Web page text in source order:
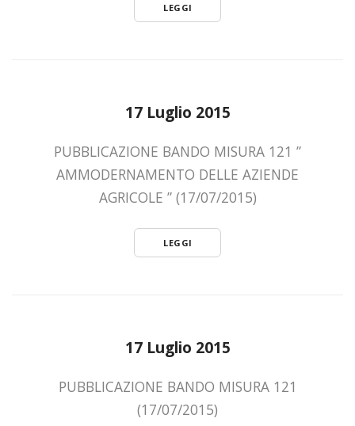
LEGGI
17 Luglio 2015
PUBBLICAZIONE BANDO MISURA 121 ”
AMMODERNAMENTO DELLE AZIENDE
AGRICOLE ” (17/07/2015)
LEGGI
17 Luglio 2015
PUBBLICAZIONE BANDO MISURA 121
(17/07/2015)